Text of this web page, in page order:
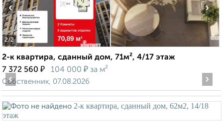
2/2
‹ ›
2-к квартира, сданный дом, 71м², 4/17 этаж
7 372 560 ₽ 104 000 ₽ за м²
Собственник, 07.08.2026
‹ ›